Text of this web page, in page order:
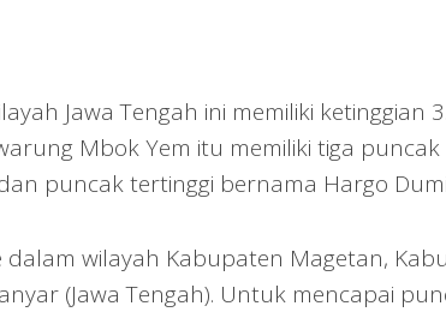
Jawa Tengah ini memiliki ketinggian
Mbok Yem itu memiliki tiga
puncak tertinggi bernama Hargo
dalam wilayah Kabupaten Magetan,
(Jawa Tengah). Untuk mencapai